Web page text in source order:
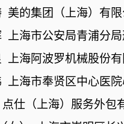
美的集团（上海）有
上海市公安局青浦分
上海阿波罗机械股份
上海市奉贤区中心医
点仕（上海）服务外包